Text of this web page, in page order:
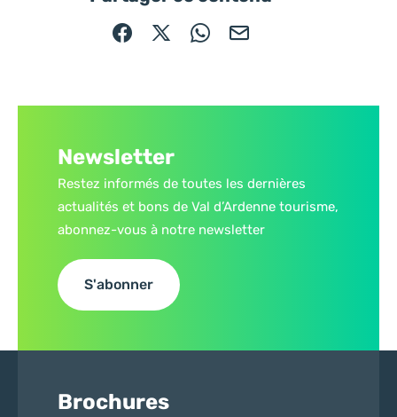
Partager sur Facebook (nouvelle fenêtre)
Partager sur X / Twitter (nouvelle
Partager sur WhatsApp
Partager par mail
Newsletter
Restez informés de toutes les dernières
actualités et bons de Val d’Ardenne tourisme,
abonnez-vous à notre newsletter
S'abonner
Brochures